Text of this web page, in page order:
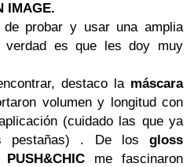
IMAGE.
probar y usar una amplia
es que les doy muy
destaco la máscara
volumen y longitud con
(cuidado las que ya
pestañas) . De los gloss
me fascinaron